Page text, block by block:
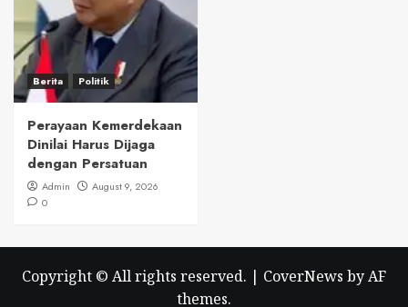
Berita Politik
Perayaan Kemerdekaan
Dinilai Harus Dijaga
dengan Persatuan
Admin
August 9, 2026
0
Copyright © All rights reserved. | CoverNews by AF
themes.